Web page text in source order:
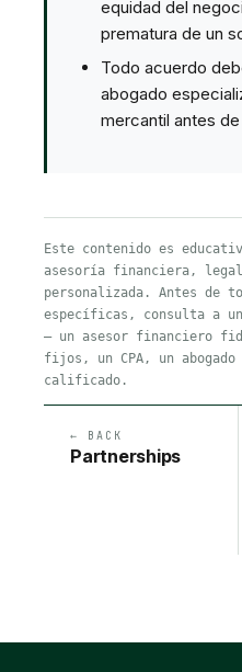
equidad del
prematura de un
Todo acuerdo
abogado
mercantil antes
Este contenido es
asesoría financiera,
personalizada. Antes de
específicas, consulta a
— un asesor financiero
fijos, un CPA, un
calificado.
← BACK
Partnerships